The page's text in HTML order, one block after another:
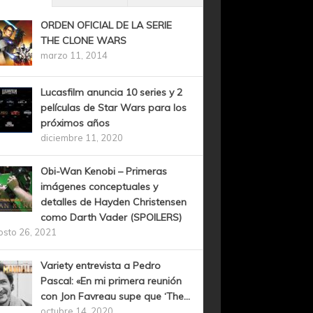
ORDEN OFICIAL DE LA SERIE
THE CLONE WARS
marzo 11, 2014
Lucasfilm anuncia 10 series y 2
películas de Star Wars para los
próximos años
diciembre 11, 2020
Obi-Wan Kenobi – Primeras
imágenes conceptuales y
detalles de Hayden Christensen
como Darth Vader (SPOILERS)
26, 2021
Variety entrevista a Pedro
Pascal: «En mi primera reunión
con Jon Favreau supe que ‘The...